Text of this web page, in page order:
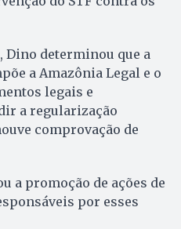
Dino determinou que a
a Amazônia Legal e o
legais e
a regularização
comprovação de
a promoção de ações de
por esses